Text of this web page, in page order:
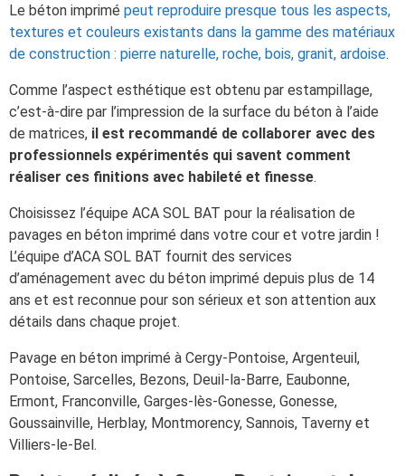
Le béton imprimé peut reproduire presque tous les aspects,
textures et couleurs existants dans la gamme des matériaux
de construction : pierre naturelle, roche, bois, granit, ardoise.
Comme l’aspect esthétique est obtenu par estampillage,
c’est-à-dire par l’impression de la surface du béton à l’aide
de matrices, il est recommandé de collaborer avec des
professionnels expérimentés qui savent comment
réaliser ces finitions avec habileté et finesse.
Choisissez l’équipe ACA SOL BAT pour la réalisation de
pavages en béton imprimé dans votre cour et votre jardin !
L’équipe d’ACA SOL BAT fournit des services
d’aménagement avec du béton imprimé depuis plus de 14
ans et est reconnue pour son sérieux et son attention aux
détails dans chaque projet.
Pavage en béton imprimé à Cergy-Pontoise, Argenteuil,
Pontoise, Sarcelles, Bezons, Deuil-la-Barre, Eaubonne,
Ermont, Franconville, Garges-lès-Gonesse, Gonesse,
Goussainville, Herblay, Montmorency, Sannois, Taverny et
Villiers-le-Bel.